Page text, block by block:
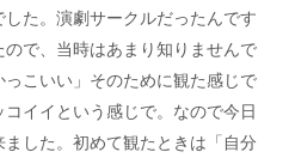
た。演劇サークルだったんです
で、当時はあまり知りませんで
こいい」そのために観た感じで
イイという感じで。なので今日
した。初めて観たときは「自分